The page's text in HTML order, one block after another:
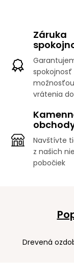
Záruka
spokojnosť
možnosťou
vrátenia
Navštívte
z našich
pobočiek
Drevená